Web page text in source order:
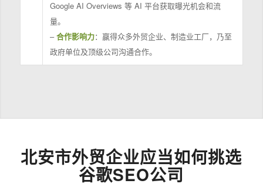
Google AI Overviews 等 AI 平台获取曝光机会和流
量。
–合作影响力：赢得众多外贸企业、制造业工厂，乃至
政府单位及顶级公司沟通合作。
北安市外贸企业应当如何挑选
谷歌SEO公司